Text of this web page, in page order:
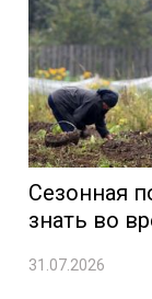
Сезонная
знать во
31.07.2026